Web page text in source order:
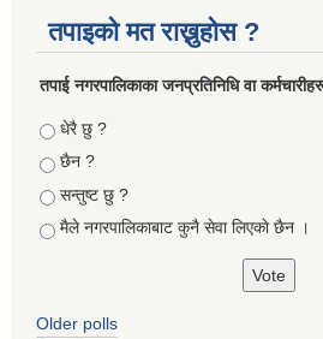
तपाइको मत राख्नुहोस ?
तपा‌ई नगरपालिकाका जनप्रतिनिधि वा
Choices
धेरै छु ?
छैन ?
सन्तुष्ट छु ?
मैले नगरपालिकाबाट कुनै सेवा लिएकाे छैन ।
Older polls